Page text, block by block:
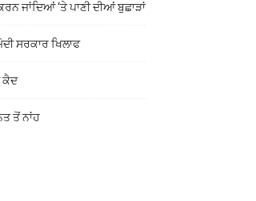
ਜਾਂਦਿਆਂ ‘ਤੇ ਪਾਣੀ ਦੀਆਂ ਬੁਛਾੜਾਂ
ਸਰਕਾਰ ਖਿਲਾਫ
ਕੈਦ
ਤੋਂ ਨਾਂਹ